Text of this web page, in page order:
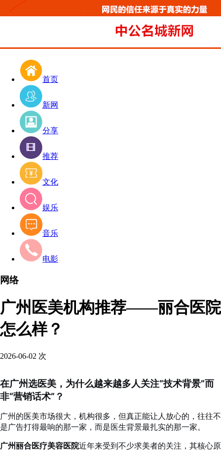
首页
新网
分享
推荐
文化
娱乐
音乐
电影
网络
广州医美机构推荐——丽合医院
怎么样？
2026-06-02 次
在广州选医美，为什么越来越多人关注“技术背景”而
非“营销话术”？
广州的医美市场很大，机构很多，但真正能让人放心的，往往不
是广告打得最响的那一家，而是医生背景最扎实的那一家。
广州丽合医疗美容医院近年来受到不少求美者的关注，其核心原